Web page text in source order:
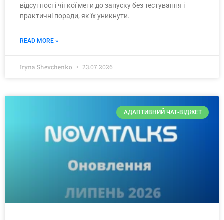
відсутності чіткої мети до запуску без тестування і
практичні поради, як їх уникнути.
READ MORE »
Iryna Shevchenko 23.07.2026
АДАПТИВНИЙ ЧАТ-ВІДЖЕТ